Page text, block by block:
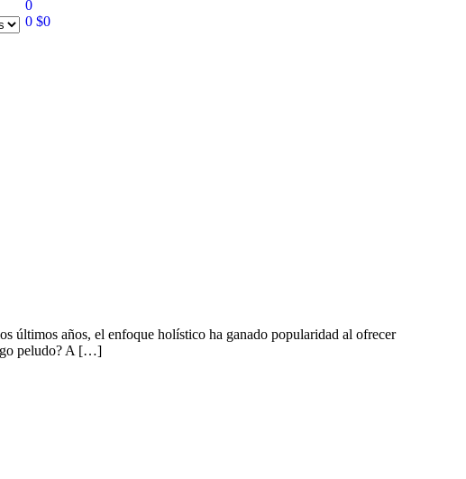
0
0 $0
últimos años, el enfoque holístico ha ganado popularidad al ofrecer
peludo? A […]